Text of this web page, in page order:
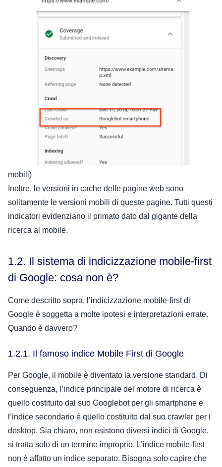
mobili)
Inoltre, le versioni in cache delle pagine web sono
solitamente le versioni mobili di queste pagine. Tutti questi
indicatori evidenziano il primato dato dal gigante della
ricerca al mobile.
1.2. Il sistema di indicizzazione mobile-first
di Google: cosa non è?
Come descritto sopra, l’indicizzazione mobile-first di
Google è soggetta a molte ipotesi e interpretazioni errate.
Quando è davvero?
1.2.1. Il famoso indice Mobile First di Google
Per Google, il mobile è diventato la versione standard. Di
conseguenza, l’indice principale del motore di ricerca è
quello costituito dal suo Googlebot per gli smartphone e
l’indice secondario è quello costituito dal suo crawler per i
desktop. Sia chiaro, non esistono diversi indici di Google,
si tratta solo di un termine improprio. L’indice mobile-first
non è affatto un indice separato. Bisogna solo capire che